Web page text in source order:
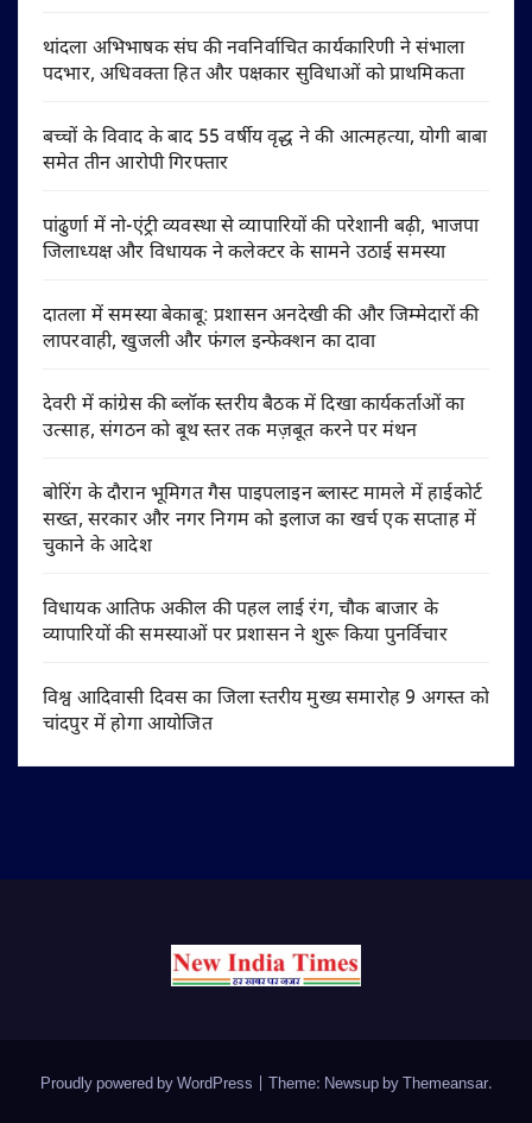
थांदला अभिभाषक संघ की नवनिर्वाचित कार्यकारिणी ने संभाला
पदभार, अधिवक्ता हित और पक्षकार सुविधाओं को प्राथमिकता
बच्चों के विवाद के बाद 55 वर्षीय वृद्ध ने की आत्महत्या, योगी बाबा
समेत तीन आरोपी गिरफ्तार
पांढुर्णा में नो-एंट्री व्यवस्था से व्यापारियों की परेशानी बढ़ी, भाजपा
जिलाध्यक्ष और विधायक ने कलेक्टर के सामने उठाई समस्या
दातला में समस्या बेकाबू: प्रशासन अनदेखी की और जिम्मेदारों की
लापरवाही, खुजली और फंगल इन्फेक्शन का दावा
देवरी में कांग्रेस की ब्लॉक स्तरीय बैठक में दिखा कार्यकर्ताओं का
उत्साह, संगठन को बूथ स्तर तक मज़बूत करने पर मंथन
बोरिंग के दौरान भूमिगत गैस पाइपलाइन ब्लास्ट मामले में हाईकोर्ट
सख्त, सरकार और नगर निगम को इलाज का खर्च एक सप्ताह में
चुकाने के आदेश
विधायक आतिफ अकील की पहल लाई रंग, चौक बाजार के
व्यापारियों की समस्याओं पर प्रशासन ने शुरू किया पुनर्विचार
विश्व आदिवासी दिवस का जिला स्तरीय मुख्य समारोह 9 अगस्त को
चांदपुर में होगा आयोजित
Proudly powered by WordPress Theme: Newsup byThemeansar.